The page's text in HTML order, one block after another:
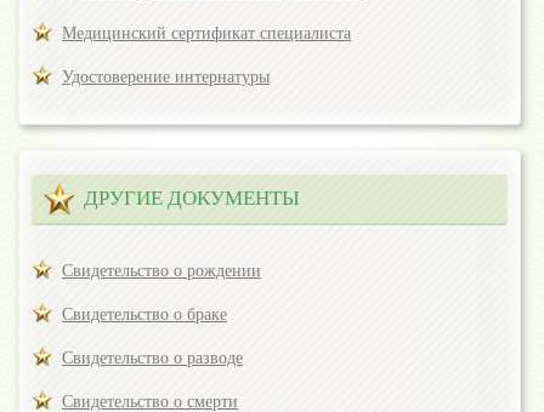
Медицинский сертификат специалиста
Удостоверение интернатуры
ДРУГИЕ ДОКУМЕНТЫ
Свидетельство о рождении
Свидетельство о браке
Свидетельство о разводе
Свидетельство о смерти